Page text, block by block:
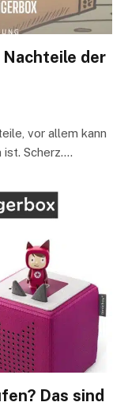
Nachteile der
vor allem kann
ist. Scherz.…
Das sind